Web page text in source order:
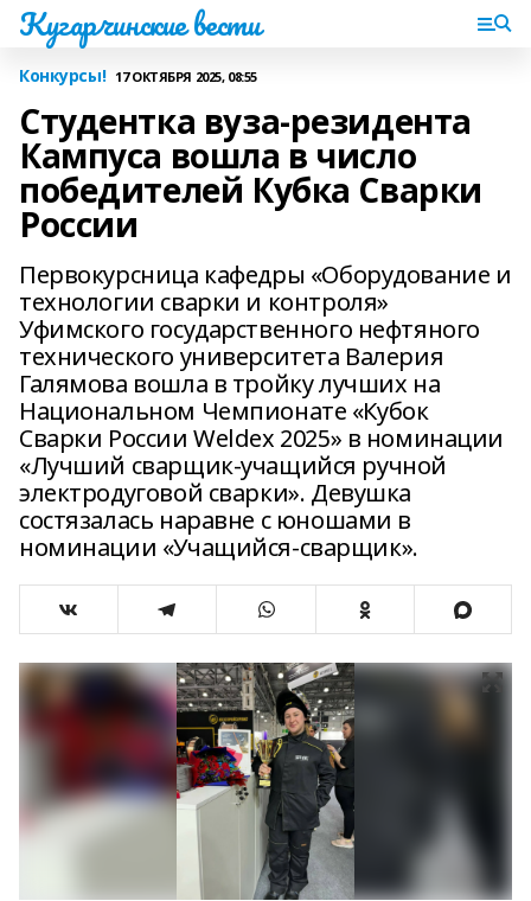
Кугарчинские вести
Конкурсы! 17 ОКТЯБРЯ 2025, 08:55
Студентка вуза-резидента
Кампуса вошла в число
победителей Кубка Сварки
России
Первокурсница кафедры «Оборудование и
технологии сварки и контроля»
Уфимского государственного нефтяного
технического университета Валерия
Галямова вошла в тройку лучших на
Национальном Чемпионате «Кубок
Сварки России Weldex 2025» в номинации
«Лучший сварщик-учащийся ручной
электродуговой сварки». Девушка
состязалась наравне с юношами в
номинации «Учащийся-сварщик».